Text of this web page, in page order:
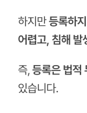
하지만등록하
어렵고, 침해 발
즉,등록은 법적
있습니다.